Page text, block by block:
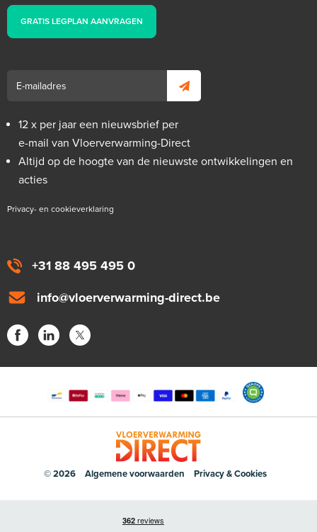
+31 88 495 495 0
info@vloerverwarming-direct.be
GRATIS LEGPLAN AANVRAGEN
12 x per jaar een nieuwsbrief per
e-mail van Vloerverwarming-Direct
Altijd op de hoogte van de nieuwste ontwikkelingen en
acties
Privacy- en cookieverklaring
© 2026 Algemene voorwaarden Privacy & Cookies